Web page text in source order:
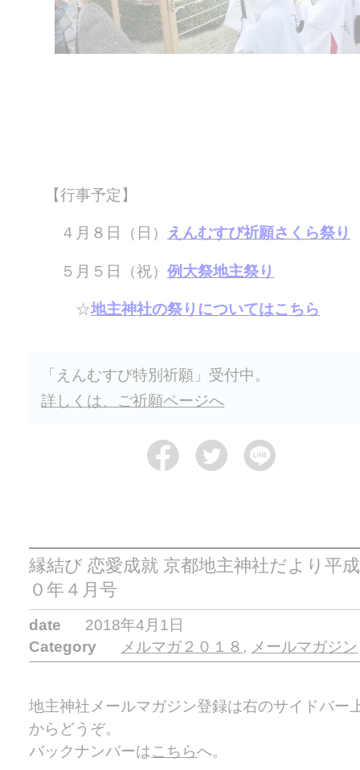
【行事予定】
４月８日（日） えんむすび祈願さくら祭り
５月５日（祝）例大祭地主祭り
☆地主神社の祭りについてはこちら
「えんむすび特別祈願」受付中。
詳しくは、ご祈願ページへ
縁結び 恋愛成就 京都地主神社だより平
０年４月号
date
2018年4月1日
Category
メルマガ２０１８ , メールマガジン
地主神社メールマガジン登録は右のサイドバー
からどうぞ。
バックナンバーはこちらへ。